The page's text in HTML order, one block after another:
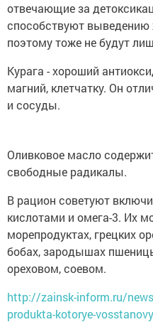
отвечающие за
способствуют выведению
поэтому тоже не будут
Курага - хороший
магний, клетчатку. Он
и сосуды.
Оливковое масло
свободные радикалы.
В рацион советуют
кислотами и омега-3. Их
морепродуктах, грецких
бобах, зародышах
ореховом, соевом.
http://zainsk-inform.ru/
produkta-kotorye-